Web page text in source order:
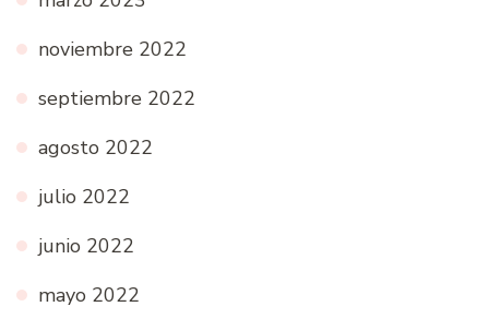
noviembre 2022
septiembre 2022
agosto 2022
julio 2022
junio 2022
mayo 2022